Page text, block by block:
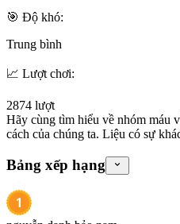
🎯 Độ khó:
Trung bình
📈 Lượt chơi:
2874 lượt
Hãy cùng tìm hiểu về nhóm máu
cách của chúng ta. Liệu có sự
Bảng xếp hạng